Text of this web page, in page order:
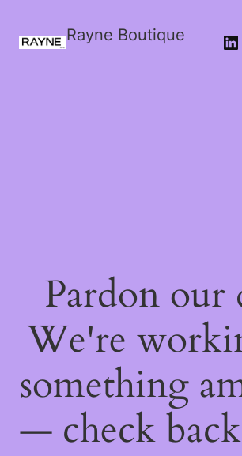
Rayne Boutique
Pardon our
We're
something
— check